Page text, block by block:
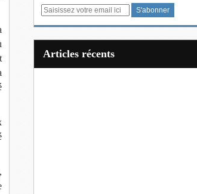
E
articles récents